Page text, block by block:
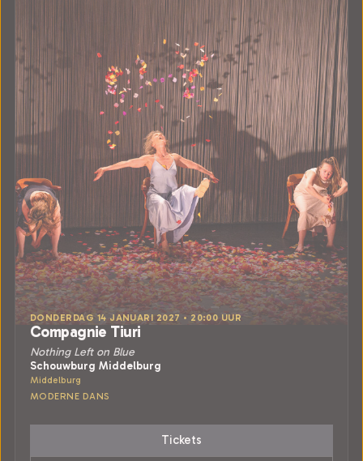
DONDERDAG 14 JANUARI 2027 • 20:00 UUR
Compagnie Tiuri
Nothing Left on Blue
Schouwburg Middelburg
Middelburg
MODERNE DANS
Tickets